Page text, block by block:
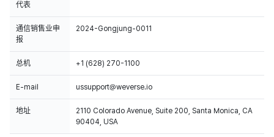
代表
通信销售业申
报
2024-Gongjung-0011
总机 +1 (628) 270-1100
E-mail ussupport@weverse.io
地址
2110 Colorado Avenue, Suite 200, Santa Monica, CA
90404, USA